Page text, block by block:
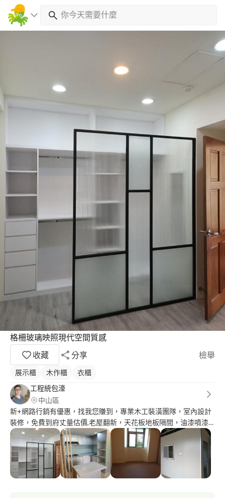
格柵玻璃映照現代空間質感
收藏
分享 檢舉
展示櫃 木作櫃
衣櫃
工程統包濠
中山區
新+網路行銷有優惠，找我您賺到，專業木工裝潢團隊，室內設計
裝修，免費到府丈量估價,老屋翻新，天花板地板隔間，油漆噴漆
壁紙，店面規劃，客制廚櫃系統，賴alex9168各工程整合統包！